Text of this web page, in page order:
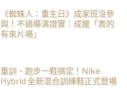
《蜘蛛人：重生日》成家班沒參
與！不過導演證實：成龍「真的
有來片場」
重訓、跑步一鞋搞定！Nike
Hybrid 全新混合訓練鞋正式登場